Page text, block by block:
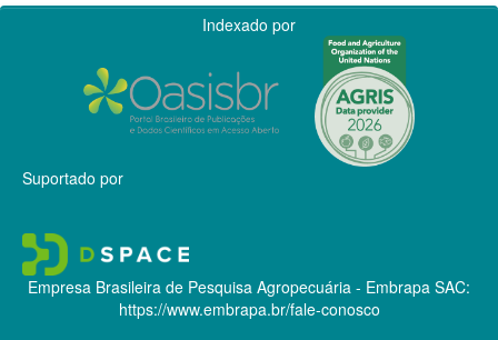
Indexado por
Suportado por
Empresa Brasileira de Pesquisa Agropecuária - Embrapa SAC:
https://www.embrapa.br/fale-conosco